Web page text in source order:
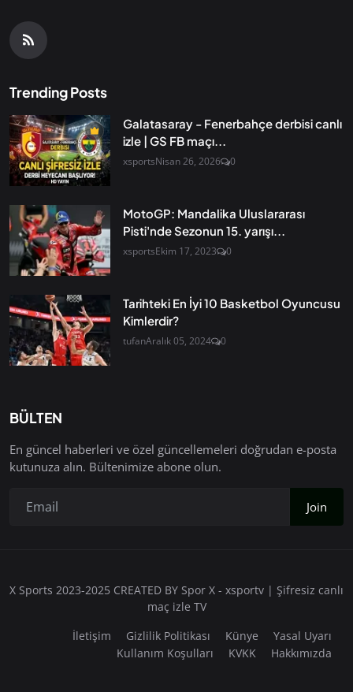
Trending Posts
Galatasaray - Fenerbahçe derbisi canlı
izle | GS FB maçı...
xsportsNisan 26, 2026 0
MotoGP: Mandalika Uluslararası
Pisti'nde Sezonun 15. yarışı...
xsportsEkim 17, 2023 0
Tarihteki En İyi 10 Basketbol Oyuncusu
Kimlerdir?
tufanAralık 05, 2024 0
BÜLTEN
En güncel haberleri ve özel güncellemeleri doğrudan e-posta
kutunuza alın. Bültenimize abone olun.
Join
X Sports 2023-2025 CREATED BY Spor X - xsportv | Şifresiz canlı
maç izle TV
İletişim
Gizlilik Politikası Künye
Yasal Uyarı
Kullanım Koşulları
KVKK Hakkımızda